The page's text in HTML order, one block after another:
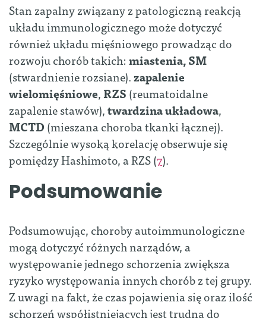
Stan zapalny związany z patologiczną reakcją
układu immunologicznego może dotyczyć
również układu mięśniowego prowadząc do
rozwoju chorób takich:miastenia, SM
(stwardnienie rozsiane).zapalenie
wielomięśniowe,RZS(reumatoidalne
zapalenie stawów),twardzina układowa,
MCTD(mieszana choroba tkanki łącznej).
Szczególnie wysoką korelację obserwuje się
pomiędzy Hashimoto, a RZS (7).
Podsumowanie
Podsumowując, choroby autoimmunologiczne
mogą dotyczyć różnych narządów, a
występowanie jednego schorzenia zwiększa
ryzyko występowania innych chorób z tej grupy.
Z uwagi na fakt, że czas pojawienia się oraz ilość
schorzeń współistniejących jest trudna do